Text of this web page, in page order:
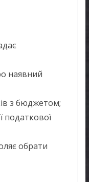
наявний
з бюджетом;
податкової
обрати